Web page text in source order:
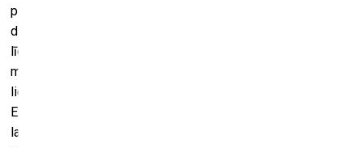
pārliecinoši izturētu kāpinājumu (uzslava orķestrim un
diriģentam) uzplaukst gandrīz vai tīra Domažora epizode
līdz ar tekstu “Rozes mirklim un egles mirklim ir vienāds
mūžs” (te Jāņa Krēsliņa tulkojums, Soduma nav pie rokas,
liekas, viņš lietoja precīzāko koka latviskojumu ‘īve’, bet
Eliota gadījumā ne vienmēr pateiksi, vai precīzākais ir
labākais). Krista Auznieka mūzikas mirdzumam piemīt